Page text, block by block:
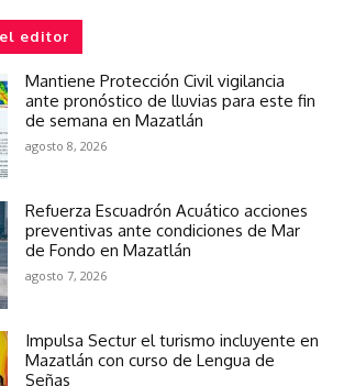
editor
Mantiene Protección Civil vigilancia
ante pronóstico de lluvias para este fin
de semana en Mazatlán
agosto 8, 2026
Refuerza Escuadrón Acuático acciones
preventivas ante condiciones de Mar
de Fondo en Mazatlán
agosto 7, 2026
Impulsa Sectur el turismo incluyente en
Mazatlán con curso de Lengua de
Señas